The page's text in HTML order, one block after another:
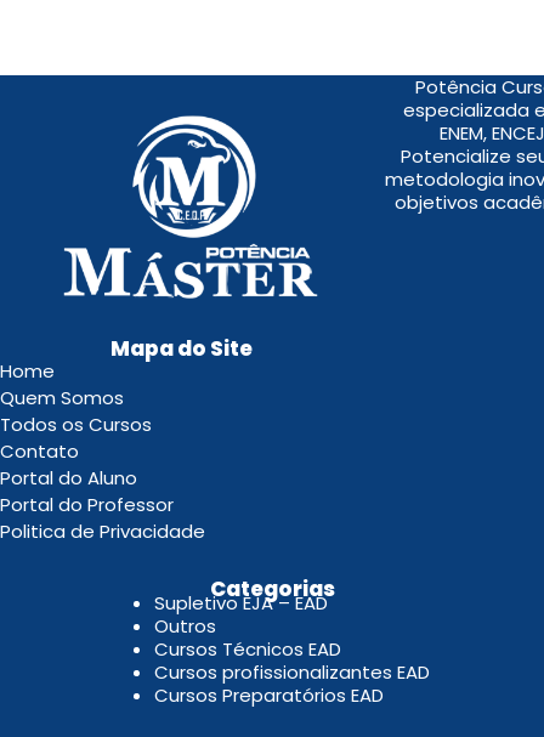
Potência
especializada
ENEM,
Potencialize
metodologia
objetivos
Mapa do Site
Home
Quem Somos
Todos os Cursos
Contato
Portal do Aluno
Portal do Professor
Politica de Privacidade
Categorias
Supletivo EJA – EAD
Outros
Cursos Técnicos EAD
Cursos profissionalizantes EAD
Cursos Preparatórios EAD